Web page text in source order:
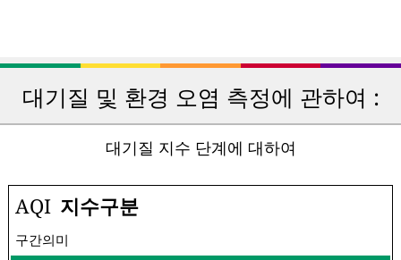
대기질 및 환경 오염 측정에 관하여 :
대기질 지수 단계에 대하여
AQI 지수구분
구간의미